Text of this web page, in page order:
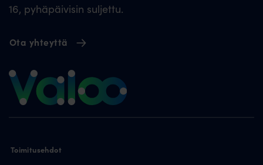
16, pyhäpäivisin suljettu.
Ota yhteyttä
Toimitusehdot